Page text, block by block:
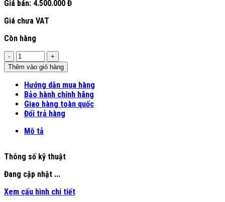
Giá bán: 4.500.000 Đ
Giá chưa VAT
Còn hàng
Số
lượng
Thêm vào giỏ hàng
Hướng dẫn mua hàng
Bảo hành chính hãng
Giao hàng toàn quốc
Đổi trả hàng
Mô tả
Thông số kỹ thuật
Đang cập nhật ...
Xem cấu hình chi tiết